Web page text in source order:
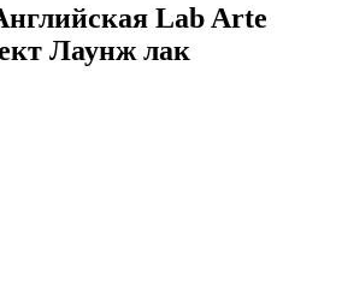
Lab Arte
Лаунж лак